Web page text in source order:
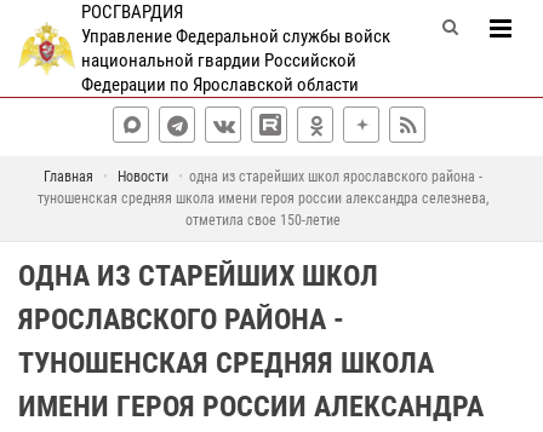
РОСГВАРДИЯ
Управление Федеральной службы войск
национальной гвардии Российской
Федерации по Ярославской области
Главная Новости
одна из старейших школ ярославского района -
туношенская средняя школа имени героя россии александра селезнева,
отметила свое 150-летие
ОДНА ИЗ СТАРЕЙШИХ ШКОЛ
ЯРОСЛАВСКОГО РАЙОНА -
ТУНОШЕНСКАЯ СРЕДНЯЯ ШКОЛА
ИМЕНИ ГЕРОЯ РОССИИ АЛЕКСАНДРА